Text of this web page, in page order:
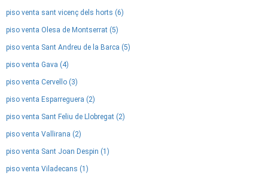
piso venta sant vicenç dels horts (6)
piso venta Olesa de Montserrat (5)
piso venta Sant Andreu de la Barca (5)
piso venta Gava (4)
piso venta Cervello (3)
piso venta Esparreguera (2)
piso venta Sant Feliu de Llobregat (2)
piso venta Vallirana (2)
piso venta Sant Joan Despin (1)
piso venta Viladecans (1)